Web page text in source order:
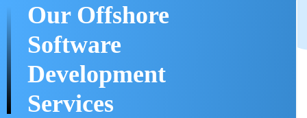
Our Offshore
Software
Development
Services